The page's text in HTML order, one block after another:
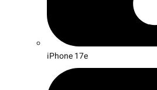
iPhone 17e